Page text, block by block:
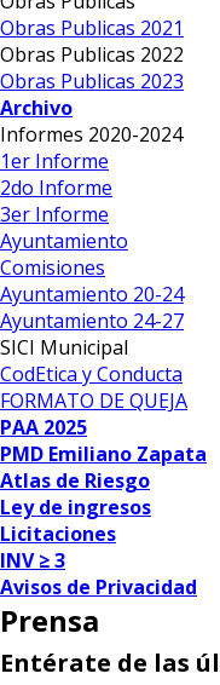
Obras Publicas 2021
Obras Publicas 2022
Obras Publicas 2023
Archivo
Informes 2020-2024
1er Informe
2do Informe
3er Informe
Ayuntamiento
Comisiones
Ayuntamiento 20-24
Ayuntamiento 24-27
SICI Municipal
CodEtica y Conducta
FORMATO DE QUEJA
PAA 2025
PMD Emiliano Zapata
Atlas de Riesgo
Ley de ingresos
Licitaciones
INV ≥ 3
Avisos de Privacidad
Prensa
Entérate de las